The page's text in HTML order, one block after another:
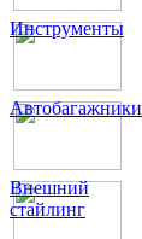
Инструменты
Автобагажники
Внешний
стайлинг